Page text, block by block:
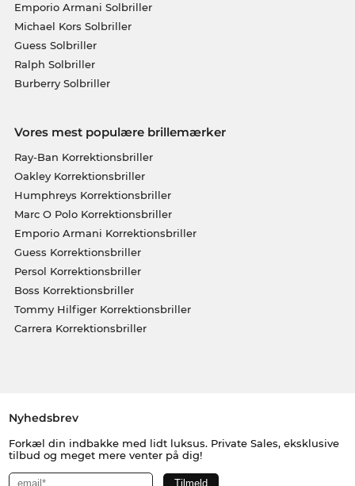
Emporio Armani Solbriller
Michael Kors Solbriller
Guess Solbriller
Ralph Solbriller
Burberry Solbriller
Vores mest populære brillemærker
Ray-Ban Korrektionsbriller
Oakley Korrektionsbriller
Humphreys Korrektionsbriller
Marc O Polo Korrektionsbriller
Emporio Armani Korrektionsbriller
Guess Korrektionsbriller
Persol Korrektionsbriller
Boss Korrektionsbriller
Tommy Hilfiger Korrektionsbriller
Carrera Korrektionsbriller
Nyhedsbrev
Forkæl din indbakke med lidt luksus. Private Sales, eksklusive
tilbud og meget mere venter på dig!